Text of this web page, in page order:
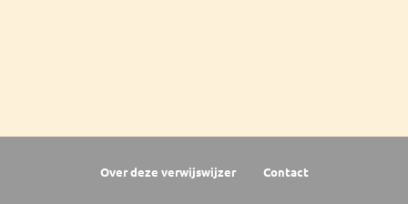
Over deze verwijswijzer Contact